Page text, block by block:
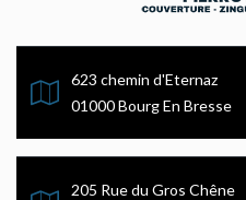
623 chemin d'Eternaz
01000 Bourg En Bresse
205 Rue du Gros Chêne